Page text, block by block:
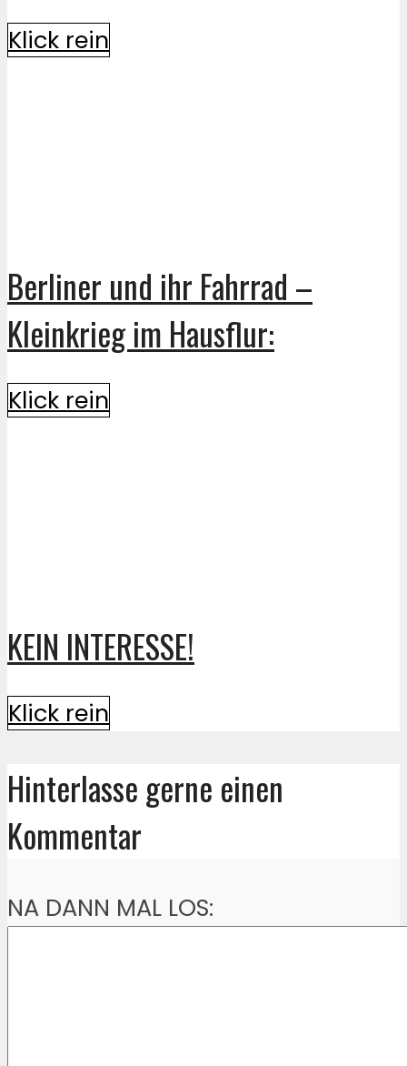
Klick rein
Berliner und ihr Fahrrad –
Kleinkrieg im Hausflur:
Klick rein
KEIN INTERESSE!
Klick rein
Hinterlasse gerne einen
Kommentar
NA DANN MAL LOS: